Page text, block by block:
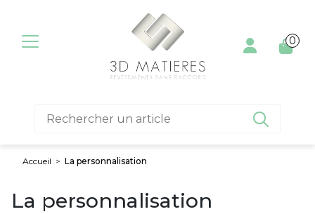
 0
Accueil > La personnalisation
La personnalisation